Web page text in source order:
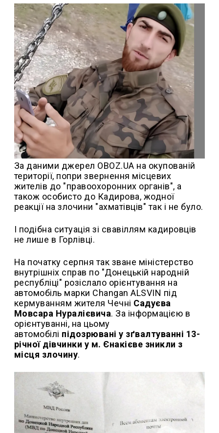
За даними джерел OBOZ.UA на окупованій
території, попри звернення місцевих
жителів до "правоохоронних органів", а
також особисто до Кадирова, жодної
реакції на злочини "ахматівців" так і не було.
І подібна ситуація зі свавіллям кадировців
не лише в Горлівці.
На початку серпня так зване міністерство
внутрішніх справ по "Донецькій народній
республіці" розіслало орієнтування на
автомобіль марки Changan ALSVIN під
кермуванням жителя Чечні Садуєва
Мовсара Нуралієвича. За інформацією в
орієнтуванні, на цьому
автомобілі підозрювані у зґвалтуванні 13-
річної дівчинки у м. Єнакієве зникли з
місця злочину.